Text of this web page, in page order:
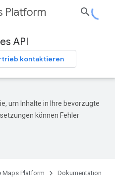
Platform
API
kontaktieren
um Inhalte in Ihre bevorzugte
können Fehler
Maps Platform
Dokumentation